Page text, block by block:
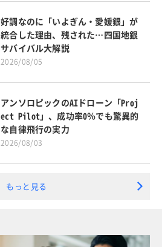
好調なのに「いよぎん・愛媛銀」が
統合した理由、残された…四国地銀
サバイバル大解説
2026/08/05
アンソロピックのAIドローン「Proj
ect Pilot」、成功率0％でも驚異的
な自律飛行の実力
2026/08/03
もっと見る